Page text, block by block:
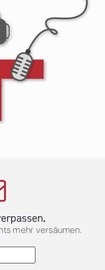
mehr versäumen.